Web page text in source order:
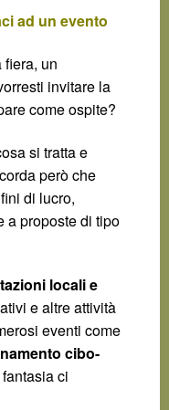
ad un evento
un
invitare la
come ospite?
si tratta e
però che
di lucro,
a proposte di tipo
locali e
e altre attività
eventi come
cibo-
ci